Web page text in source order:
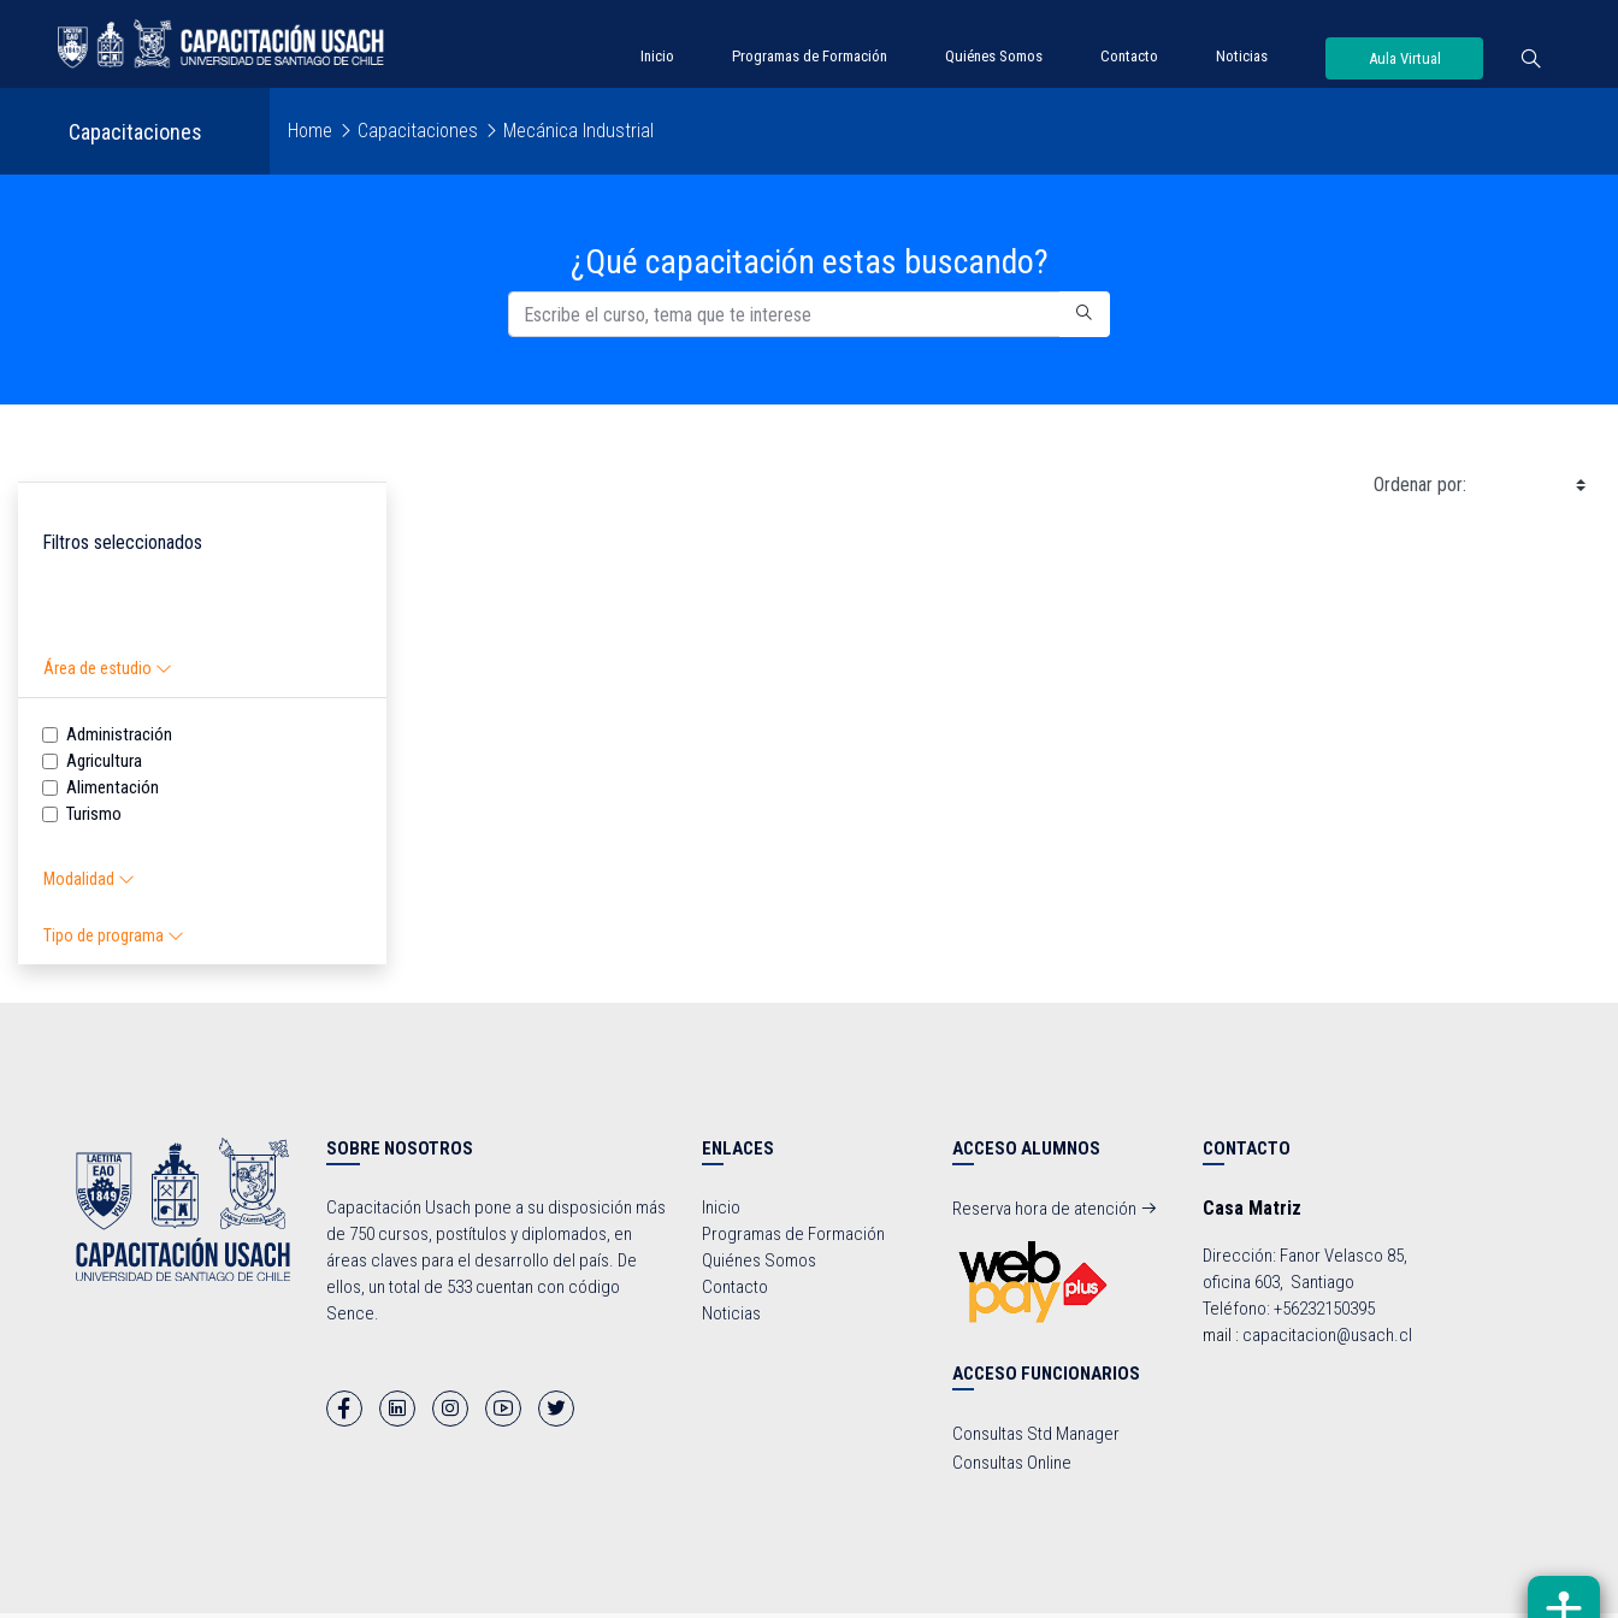
Inicio Programas de Formación Quiénes Somos Contacto Noticias Aula Virtual
Capacitaciones Home Capacitaciones Mecánica Industrial
¿Qué capacitación estas buscando?
Filtros seleccionados
Área de estudio
Administración
Agricultura
Alimentación
Turismo
Modalidad
Tipo de programa
SOBRE NOSOTROS
Capacitación Usach pone a su disposición más
de 750 cursos, postítulos y diplomados, en
áreas claves para el desarrollo del país. De
ellos, un total de 533 cuentan con código
Sence.
ENLACES
Inicio
Programas de Formación
Quiénes Somos
Contacto
Noticias
ACCESO ALUMNOS
Reserva hora de atención
ACCESO FUNCIONARIOS
Consultas Std Manager
Consultas Online
CONTACTO
Casa Matriz
Dirección: Fanor Velasco 85,
oficina 603, Santiago
Teléfono: +56232150395
mail : capacitacion@usach.cl